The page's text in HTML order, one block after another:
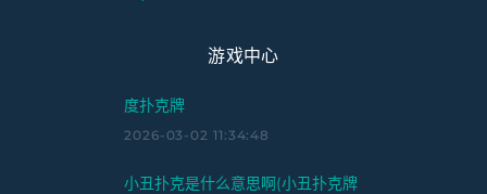
游戏中心
度扑克牌
2026-03-02 11:34:48
小丑扑克是什么意思啊(小丑扑克牌